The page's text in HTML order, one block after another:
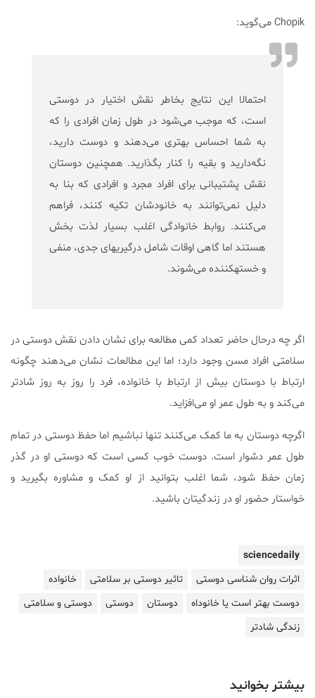
Chopik می‌گوید:
احتمالا این نتایج بخاطر نقش اختیار در دوستی
است، که موجب می‌شود در طول زمان افرادی را که
به شما احساس بهتری می‌دهند و دوست دارید،
نگه‌دارید و بقیه را کنار بگذارید. همچنین دوستان
نقش پشتیبانی برای افراد مجرد و افرادی که بنا به
دلیل نمی‌توانند به خانودشان تکیه کنند، فراهم
می‌کنند. روابط خانوادگی اغلب بسیار لذت بخش
هستند اما گاهی اوقات شامل درگیری‎های جدی، منفی
و خسته‎کننده می‌شوند.
اگر چه درحال حاضر تعداد کمی مطالعه برای نشان دادن نقش دوستی در
سلامتی افراد مسن وجود دارد؛ اما این مطالعات نشان می‌دهند چگونه
ارتباط با دوستان بیش از ارتباط با خانواده، فرد را روز به روز شادتر
می‌کند و به طول عمر او می‌افزاید.
اگرچه دوستان به ما کمک می‌کنند تنها نباشیم اما حفظ دوستی در تمام
طول عمر دشوار است. دوست خوب کسی است که دوستی او در گذر
زمان حفظ شود، شما اغلب بتوانید از او کمک و مشاوره بگیرید و
خواستار حضور او در زندگیتان باشید.
sciencedaily
اثرات روان شناسی دوستی
تاثیر دوستی بر سلامتی
خانواده
دوست بهتر است یا خانوداه
دوستان دوستی
دوستی و سلامتی
زندگی شادتر
بیشتر بخوانید